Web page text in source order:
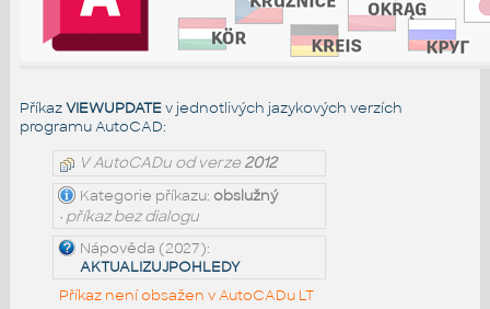
PříkazVIEWUPDATEv jednotlivých jazykových verzích
programu AutoCAD:
V AutoCADu od verze2012
Kategorie příkazu: obslužný
• příkaz bez dialogu
Nápověda (2027):
AKTUALIZUJPOHLEDY
Příkaz není obsažen v AutoCADu LT